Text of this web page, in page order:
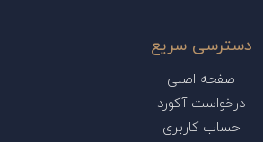
دسترسی سریع
صفحه اصلی
درخواست آکورد
حساب کاربری